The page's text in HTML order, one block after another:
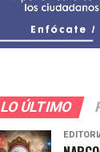
LO ÚLTIMO